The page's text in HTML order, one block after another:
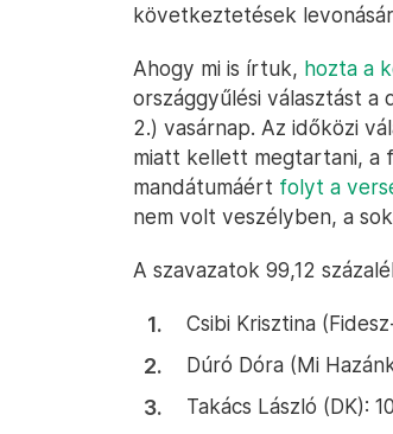
következtetések
Ahogy mi is írtuk, hozta a
országgyűlési választást
2.) vasárnap. Az időközi
miatt kellett megtartani, a
mandátumáért folyt a
nem volt veszélyben, a
A szavazatok 99,12
Csibi Krisztina
Dúró Dóra (Mi
Takács László (DK):